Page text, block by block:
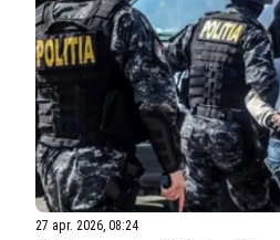
27 apr. 2026, 08:24